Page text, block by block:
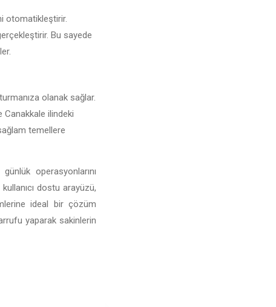
otomatikleştirir.
Bu sayede
olanak sağlar.
Canakkale ilindeki
temellere
operasyonlarını
dostu arayüzü,
ideal bir çözüm
yaparak sakinlerin